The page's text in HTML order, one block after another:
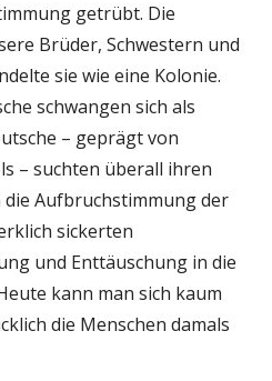
getrübt. Die
Brüder, Schwestern und
sie wie eine Kolonie.
schwangen sich als
– geprägt von
– suchten überall ihren
Aufbruchstimmung der
sickerten
und Enttäuschung in die
kann man sich kaum
die Menschen damals